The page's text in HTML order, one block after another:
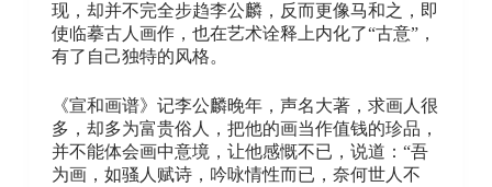
现，却并不完全步趋李公麟，反而更像马和之，即
使临摹古人画作，也在艺术诠释上内化了“古意”，
有了自己独特的风格。
《宣和画谱》记李公麟晚年，声名大著，求画人很
多，却多为富贵俗人，把他的画当作值钱的珍品，
并不能体会画中意境，让他感慨不已，说道：“吾
为画，如骚人赋诗，吟咏情性而已，奈何世人不